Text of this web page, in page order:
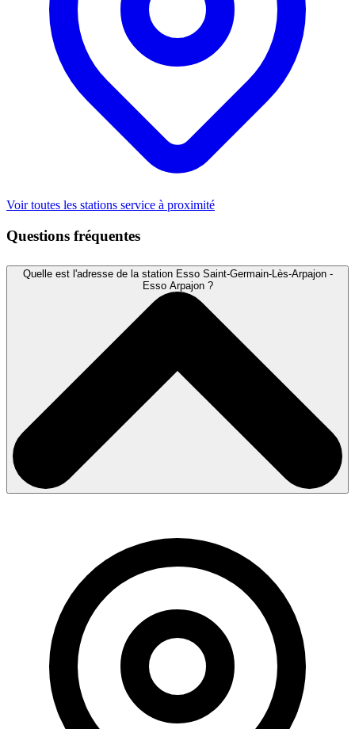
Voir toutes les stations service à proximité
Questions fréquentes
Quelle est l'adresse de la station Esso Saint-Germain-Lès-Arpajon -
Esso Arpajon ?